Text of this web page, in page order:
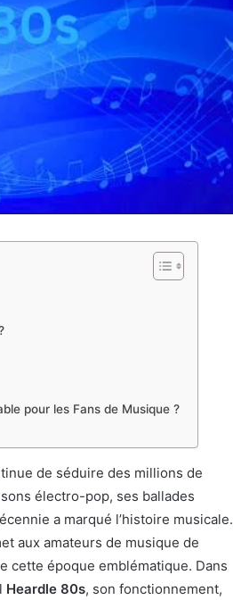
pour les Fans de Musique ?
de séduire des millions de
électro-pop, ses ballades
a marqué l’histoire musicale.
aux amateurs de musique de
cette époque emblématique. Dans
Heardle 80s, son fonctionnement,